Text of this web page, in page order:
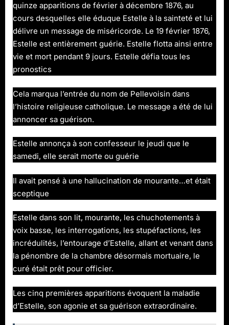
quinze apparitions de février à décembre 1876, au
cours desquelles elle éduque Estelle à la sainteté et lui
délivre un message de miséricorde. Le 19 février 1876,
Estelle est entièrement guérie. Estelle flotta ainsi entre
vie et mort pendant 9 jours. Estelle défia tous les
pronostics
Cela marqua l’entrée du nom de Pellevoisin dans
l’histoire religieuse catholique. Le message a été de lui
annoncer sa guérison.
Estelle annonça à son confesseur le jeudi que le
samedi, elle serait morte ou guérie
Il avait pensé à une hallucination de mourante…et était
sceptique
Estelle dans son lit, mourante, les chuchotements à
voix basse, les interrogations, les stupéfactions, les
incrédulités, l’entourage d’Estelle, allant et venant dans
la pénombre de la chambre désormais mortuaire, le
curé était prêt pour officier.
Les cinq premières apparitions évoquent la maladie
d’Estelle, son agonie et sa guérison extraordinaire.